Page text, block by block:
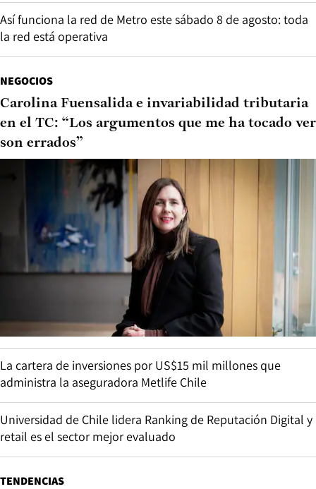
Así funciona la red de Metro este sábado 8 de agosto: toda
la red está operativa
NEGOCIOS
Carolina Fuensalida e invariabilidad tributaria
en el TC: “Los argumentos que me ha tocado ver
son errados”
La cartera de inversiones por US$15 mil millones que
administra la aseguradora Metlife Chile
Universidad de Chile lidera Ranking de Reputación Digital y
retail es el sector mejor evaluado
TENDENCIAS